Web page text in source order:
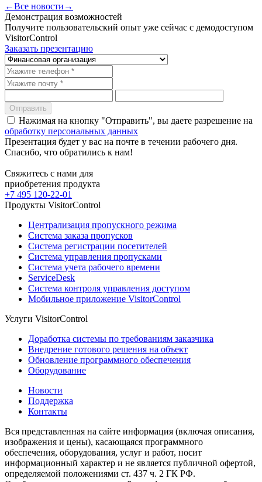
←Все новости →
Демонстрация возможностей
Получите пользовательский опыт уже сейчас с демодоступом
VisitorControl
Заказать презентацию
Отправить
Нажимая на кнопку "Отправить", вы даете разрешение на
обработку персональных данных
Презентация будет у вас на почте в течении рабочего дня.
Спасибо, что обратились к нам!
Свяжитесь с нами для
приобретения продукта
+7 495 120-22-01
Продукты VisitorControl
Централизация пропускного режима
Система заказа пропусков
Система регистрации посетителей
Система управления пропусками
Система учета рабочего времени
ServiceDesk
Система контроля управления доступом
Мобильное приложение VisitorControl
Услуги VisitorControl
Доработка системы по требованиям заказчика
Внедрение готового решения на объект
Обновление программного обеспечения
Оборудование
Новости
Поддержка
Контакты
Вся представленная на сайте информация (включая описания,
изображения и цены), касающаяся программного
обеспечения, оборудования, услуг и работ, носит
информационный характер и не является публичной офертой,
определяемой положениями ст. 437 ч. 2 ГК РФ.